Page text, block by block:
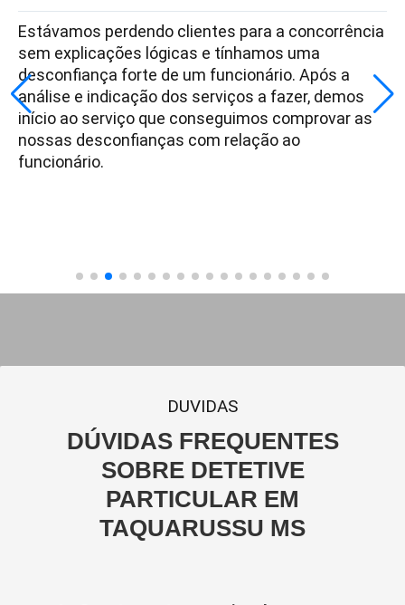
Estávamos perdendo clientes para a concorrência
sem explicações lógicas e tínhamos uma
desconfiança forte de um funcionário. Após a
análise e indicação dos serviços a fazer, demos
início ao serviço que conseguimos comprovar as
nossas desconfianças com relação ao
funcionário.
DUVIDAS
DÚVIDAS FREQUENTES
SOBRE DETETIVE
PARTICULAR EM
TAQUARUSSU MS